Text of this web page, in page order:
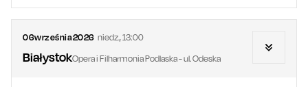
06września2026 niedz.,13:00
BiałystokOpera i Filharmonia Podlaska - ul. Odeska